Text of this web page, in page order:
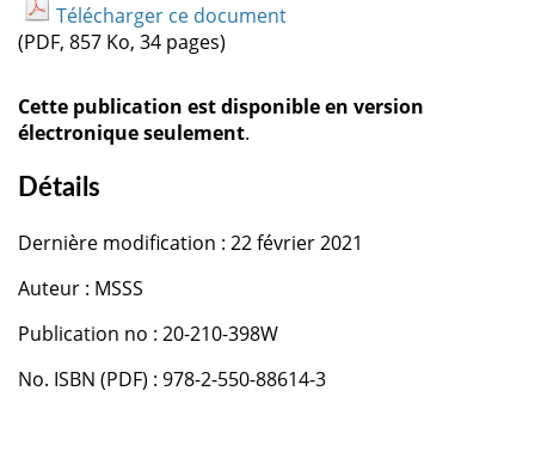
Télécharger ce document
(PDF, 857 Ko, 34 pages)
Cette publication est disponible en version
électronique seulement.
Détails
Dernière modification : 22 février 2021
Auteur : MSSS
Publication no : 20-210-398W
No. ISBN (PDF) : 978-2-550-88614-3